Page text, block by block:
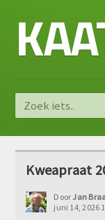
Kweapraat
DoorJan
juni 14, 2026